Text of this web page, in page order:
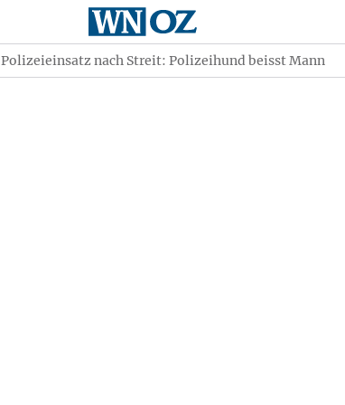
Polizeieinsatz nach Streit: Polizeihund beisst Mann